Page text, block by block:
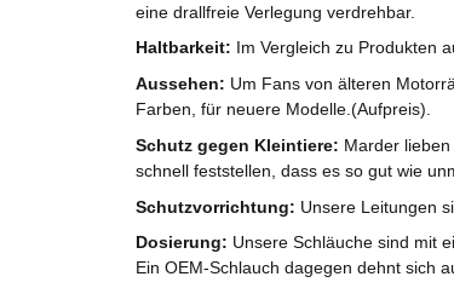
eine drallfreie Verlegung verdrehbar.
Haltbarkeit: Im Vergleich zu Produkten
Aussehen: Um Fans von älteren
Farben, für neuere Modelle.(Aufpreis).
Schutz gegen Kleintiere: Marder
schnell feststellen, dass es so gut wie
Schutzvorrichtung: Unsere Leitungen
Dosierung: Unsere Schläuche sind mit
Ein OEM-Schlauch dagegen dehnt sich